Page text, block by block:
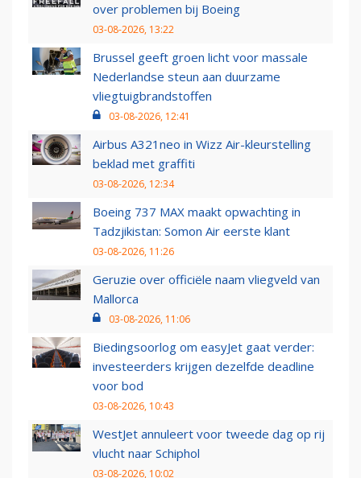
over problemen bij Boeing
03-08-2026, 13:22
Brussel geeft groen licht voor massale
Nederlandse steun aan duurzame
vliegtuigbrandstoffen
03-08-2026, 12:41
Airbus A321neo in Wizz Air-kleurstelling
beklad met graffiti
03-08-2026, 12:34
Boeing 737 MAX maakt opwachting in
Tadzjikistan: Somon Air eerste klant
03-08-2026, 11:26
Geruzie over officiële naam vliegveld van
Mallorca
03-08-2026, 11:06
Biedingsoorlog om easyJet gaat verder:
investeerders krijgen dezelfde deadline
voor bod
03-08-2026, 10:43
WestJet annuleert voor tweede dag op rij
vlucht naar Schiphol
03-08-2026, 10:02